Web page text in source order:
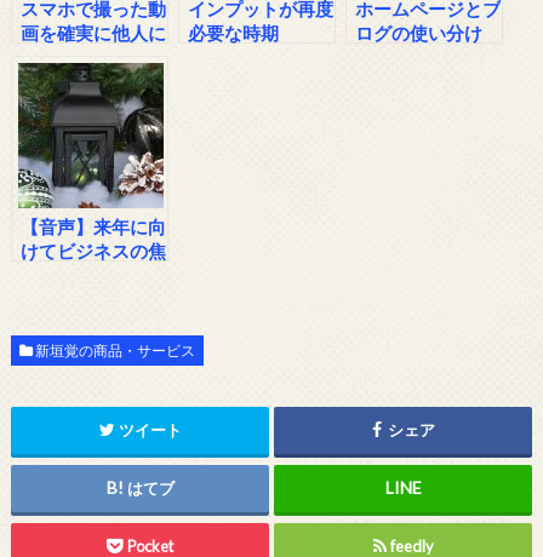
スマホで撮った動
画を確実に他人に
インプットが再度
必要な時期
ホームページとブ
ログの使い分け
【音声】来年に向
けてビジネスの焦
新垣覚の商品・サービス
ツイート シェア
はてブ
Pocket feedly